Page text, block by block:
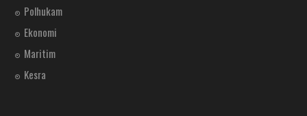
Polhukam
Ekonomi
Maritim
Kesra